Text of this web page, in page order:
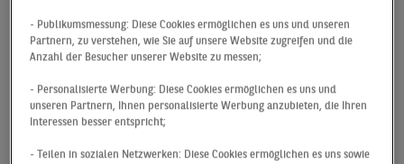
umfassende Beratung, optimale
Bewirtschaftungskonzepte und hochwertige
Mitarbeitenden folgende Philosophie: Wir möchten
individuellen und maßgeschneiderten Service mit
- Publikumsmessung: Diese Cookies ermöglichen es uns und unseren
Partnern, zu verstehen, wie Sie auf unsere Website zugreifen und die
Anzahl der Besucher unserer Website zu messen;
- Personalisierte Werbung: Diese Cookies ermöglichen es uns und
unseren Partnern, Ihnen personalisierte Werbung anzubieten, die Ihren
Interessen besser entspricht;
- Teilen in sozialen Netzwerken: Diese Cookies ermöglichen es uns sowie